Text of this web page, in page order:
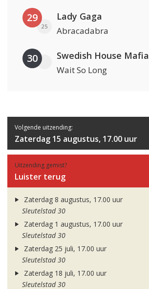
29
25
Lady Gaga
Abracadabra
30 Swedish House Mafia
Wait So Long
Volgende uitzending:
Zaterdag 15 augustus, 17.00 uur
Uitzending gemist?
Luister terug
Zaterdag 8 augustus, 17.00 uur
Sleutelstad 30
Zaterdag 1 augustus, 17.00 uur
Sleutelstad 30
Zaterdag 25 juli, 17.00 uur
Sleutelstad 30
Zaterdag 18 juli, 17.00 uur
Sleutelstad 30